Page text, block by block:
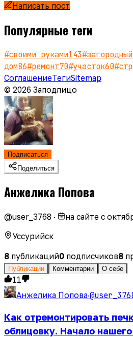
Написать пост
Популярные теги
#своими руками143#загородный
дом86#ремонт70#участок60#
СоглашениеТегиSitemap
© 2026 Заподлицо
Подписаться
Поделиться
Анжелика Попова
@user_3768 · на сайте с
Уссурийск
8 публикаций0 подписчиков8
Публикации Комментарии О себе
11
Анжелика Попова·
Как отремонтировать
облицовку. Начало